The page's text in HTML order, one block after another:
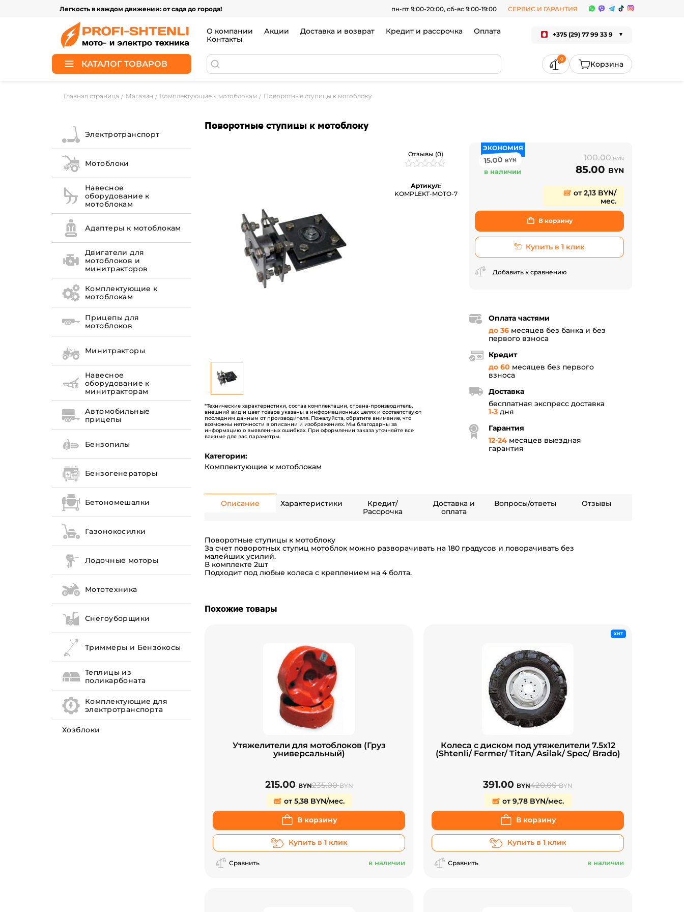
Легкость в каждом движении: от сада до города! пн-пт 9:00-20:00, сб-вс 9:00-19:00 СЕРВИС И ГАРАНТИЯ
О компании Акции Доставка и возврат Кредит и рассрочка
Оплата
Контакты
+375 (29) 77 99 33 9
КАТАЛОГ ТОВАРОВ
0
Главная страница Магазин Комплектующие к мотоблокам Поворотные ступицы к мотоблоку
Электротранспорт
Мотоблоки
Навесное
оборудование к
мотоблокам
Адаптеры к мотоблокам
Двигатели для
мотоблоков и
минитракторов
Комплектующие к
мотоблокам
Прицепы для
мотоблоков
Минитракторы
Навесное
оборудование к
минитракторам
Автомобильные
прицепы
Бензопилы
Бензогенераторы
Бетономешалки
Газонокосилки
Лодочные моторы
Мототехника
Снегоуборщики
Триммеры и Бензокосы
Теплицы из
поликарбоната
Комплектующие для
электротранспорта
Хозблоки
Поворотные ступицы к мотоблоку
Отзывы (0)
из
5
Артикул:
KOMPLEKT-MOTO-7
*Технические характеристики, состав комплектации, страна-производитель,
внешний вид и цвет товара указаны в информационных целях и соответствуют
последним данным от производителя. Пожалуйста, обратите внимание, что
возможны неточности в описании и изображениях. Мы благодарны за
информацию о выявленных ошибках. При оформлении заказа уточняйте все
важные для вас параметры.
Категории:
Комплектующие к мотоблокам
ЭКОНОМИЯ
15.00BYN
в наличии
100.00BYN
85.00 BYN
от 2,13 BYN/
мес.
В корзину
Купить в 1 клик
Добавить к сравнению
Оплата частями
до 36 месяцев без банка и без
первого взноса
Кредит
до 60 месяцев без первого
взноса
Доставка
бесплатная экспресс доставка
1-3 дня
Гарантия
12-24 месяцев выездная
гарантия
Описание Характеристики
Кредит/
Рассрочка
Доставка и
оплата
Вопросы/ответы Отзывы
Поворотные ступицы к мотоблоку
За счет поворотных ступиц мотоблок можно разворачивать на 180 градусов и поворачивать без
малейших усилий.
В комплекте 2шт
Подходит под любые колеса с креплением на 4 болта.
Похожие товары
Утяжелители для мотоблоков (Груз
универсальный)
215.00 BYN235.00BYN
от 5,38 BYN/мес.
В корзину
Купить в 1 клик
Сравнить в наличии
ХИТ
Колеса с диском под утяжелители 7.5х12
(Shtenli/ Fermer/ Titan/ Asilak/ Spec/ Brado)
391.00 BYN420.00BYN
от 9,78 BYN/мес.
В корзину
Купить в 1 клик
Сравнить в наличии